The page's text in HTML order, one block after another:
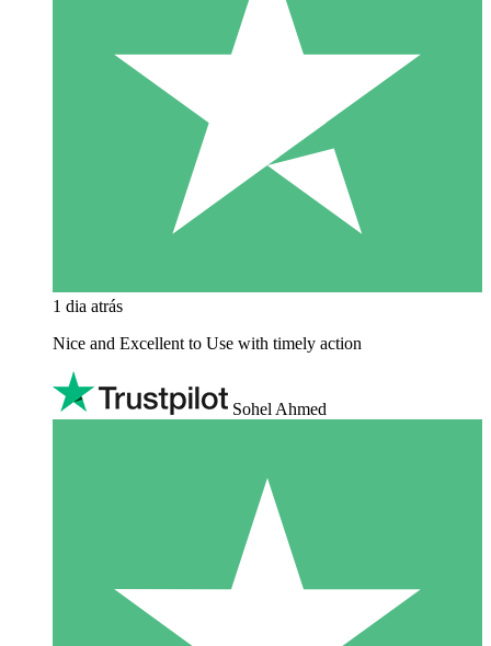
1 dia atrás
Nice and Excellent to Use with timely action
Sohel Ahmed